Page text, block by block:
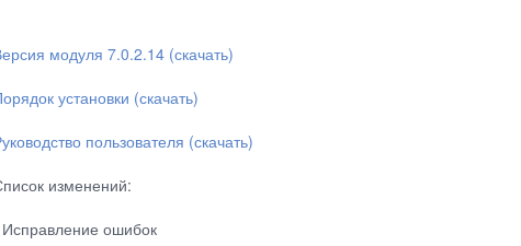
модуля 7.0.2.14 (скачать)
установки (скачать)
пользователя (скачать)
изменений:
ошибок